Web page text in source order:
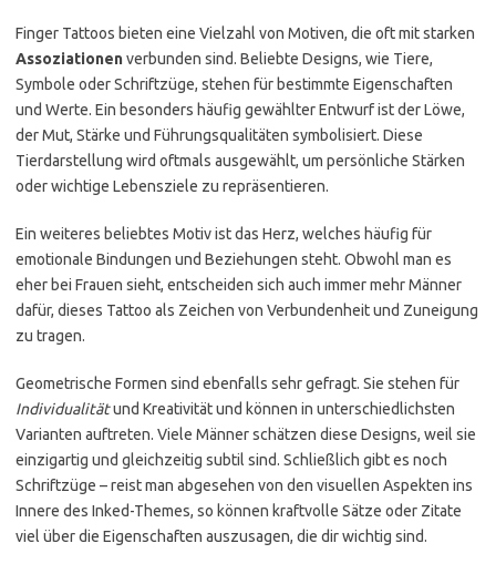
Finger Tattoos bieten eine Vielzahl von Motiven, die oft mit starken
Assoziationenverbunden sind. Beliebte Designs, wie Tiere,
Symbole oder Schriftzüge, stehen für bestimmte Eigenschaften
und Werte. Ein besonders häufig gewählter Entwurf ist der Löwe,
der Mut, Stärke und Führungsqualitäten symbolisiert. Diese
Tierdarstellung wird oftmals ausgewählt, um persönliche Stärken
oder wichtige Lebensziele zu repräsentieren.
Ein weiteres beliebtes Motiv ist das Herz, welches häufig für
emotionale Bindungen und Beziehungen steht. Obwohl man es
eher bei Frauen sieht, entscheiden sich auch immer mehr Männer
dafür, dieses Tattoo als Zeichen von Verbundenheit und Zuneigung
zu tragen.
Geometrische Formen sind ebenfalls sehr gefragt. Sie stehen für
Individualitätund Kreativität und können in unterschiedlichsten
Varianten auftreten. Viele Männer schätzen diese Designs, weil sie
einzigartig und gleichzeitig subtil sind. Schließlich gibt es noch
Schriftzüge – reist man abgesehen von den visuellen Aspekten ins
Innere des Inked-Themes, so können kraftvolle Sätze oder Zitate
viel über die Eigenschaften auszusagen, die dir wichtig sind.